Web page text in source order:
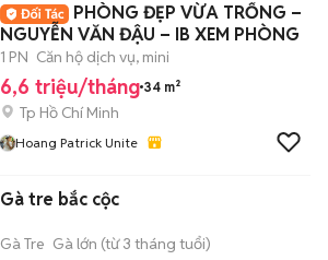
PHÒNG ĐẸP VỪA TRỐNG –
NGUYỄN VĂN ĐẬU – IB XEM PHÒNG
1 PN Căn hộ dịch vụ, mini
6,6 triệu/tháng 34 m²
Tp Hồ Chí Minh
Hoang Patrick Unite
Gà tre bắc cộc
Gà Tre Gà lớn (từ 3 tháng tuổi)